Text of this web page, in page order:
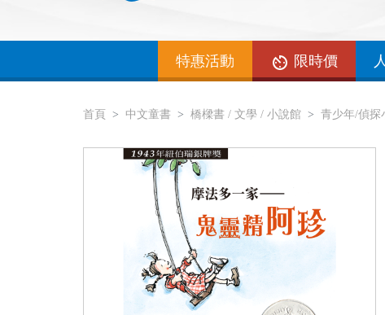
特惠活動 限時價
首頁 中文童書 橋樑書 / 文學 / 小說館 青少年/偵探